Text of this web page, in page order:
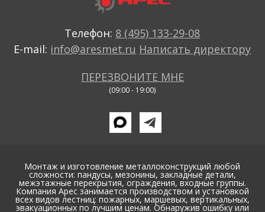
Телефон: 8 (495) 133-29-08
E-mail: info@aresmet.ru Написать директору
ПЕРЕЗВОНИТЕ МНЕ
(09:00 - 19:00)
Монтаж и изготовление металлоконструкций любой
сложности: пандусы, мезонины, закладные детали,
межэтажные перекрытия, ограждения, входные группы.
Компания Арес занимается производством и установкой
всех видов лестниц: пожарных, маршевых, вертикальных,
эвакуационных по лучшим ценам. Обнаружив ошибку или